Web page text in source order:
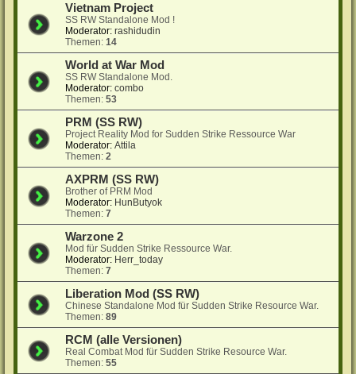
Vietnam Project
SS RW Standalone Mod !
Moderator: rashidudin
Themen:14
World at War Mod
SS RW Standalone Mod.
Moderator: combo
Themen:53
PRM (SS RW)
Project Reality Mod for Sudden Strike Ressource War
Moderator: Attila
Themen:2
AXPRM (SS RW)
Brother of PRM Mod
Moderator: HunButyok
Themen:7
Warzone 2
Mod für Sudden Strike Ressource War.
Moderator: Herr_today
Themen:7
Liberation Mod (SS RW)
Chinese Standalone Mod für Sudden Strike Resource War.
Themen:89
RCM (alle Versionen)
Real Combat Mod für Sudden Strike Resource War.
Themen:55